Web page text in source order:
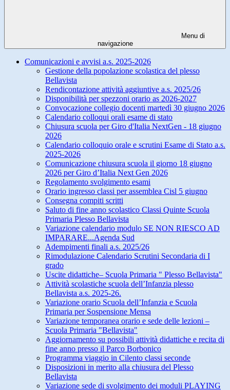
Menu di
navigazione
Comunicazioni e avvisi a.s. 2025-2026
Gestione della popolazione scolastica del plesso
Bellavista
Rendicontazione attività aggiuntive a.s. 2025/26
Disponibilità per spezzoni orario as 2026-2027
Convocazione collegio docenti martedì 30 giugno 2026
Calendario colloqui orali esame di stato
Chiusura scuola per Giro d'Italia NextGen - 18 giugno
2026
Calendario colloquio orale e scrutini Esame di Stato a.s.
2025-2026
Comunicazione chiusura scuola il giorno 18 giugno
2026 per Giro d’Italia Next Gen 2026
Regolamento svolgimento esami
Orario ingresso classi per assemblea Cisl 5 giugno
Consegna compiti scritti
Saluto di fine anno scolastico Classi Quinte Scuola
Primaria Plesso Bellavista
Variazione calendario modulo SE NON RIESCO AD
IMPARARE...Agenda Sud
Adempimenti finali a.s. 2025/26
Rimodulazione Calendario Scrutini Secondaria di I
grado
Uscite didattiche– Scuola Primaria " Plesso Bellavista"
Attività scolastiche scuola dell’Infanzia plesso
Bellavista a.s. 2025-26.
Variazione orario Scuola dell’Infanzia e Scuola
Primaria per Sospensione Mensa
Variazione temporanea orario e sede delle lezioni –
Scuola Primaria "Bellavista"
Aggiornamento su possibili attività didattiche e recita di
fine anno presso il Parco Borbonico
Programma viaggio in Cilento classi seconde
Disposizioni in merito alla chiusura del Plesso
Bellavista
Variazione sede di svolgimento dei moduli PLAYING